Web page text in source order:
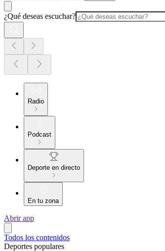
¿Qué deseas escuchar?
Radio
Podcast
Deporte en directo
En tu zona
Abrir app
Todos los contenidos
Deportes populares